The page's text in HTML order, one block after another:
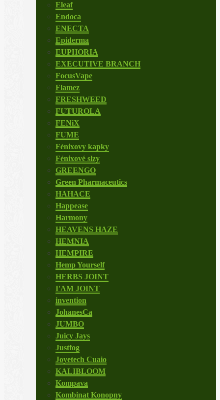
Eleaf
Endoca
ENECTA
Epiderma
EUPHORIA
EXECUTIVE BRANCH
FocusVape
Flamez
FRESHWEED
FUTUROLA
FENiX
FUME
Fénixovy kapky
Fénixové slzy
GREENGO
Green Pharmaceutics
HAHACE
Happease
Harmony
HEAVENS HAZE
HEMNIA
HEMPIRE
Hemp Yourself
HERBS JOINT
I'AM JOINT
invention
JohanesCa
JUMBO
Juicy Jays
Justfog
Joyetech Cuaio
KALIBLOOM
Kompava
Kombinat Konopny